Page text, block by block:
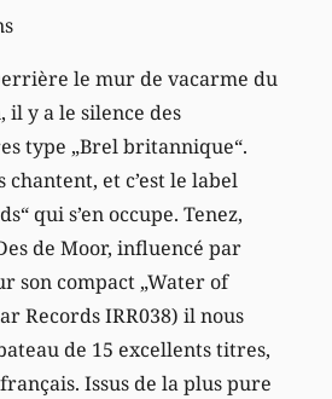
le mur de vacarme du
il y a le silence des
type „Brel britannique“.
et c’est le label
qui s’en occupe. Tenez,
de Moor, influencé par
son compact „Water of
Records IRR038) il nous
de 15 excellents titres,
Issus de la plus pure